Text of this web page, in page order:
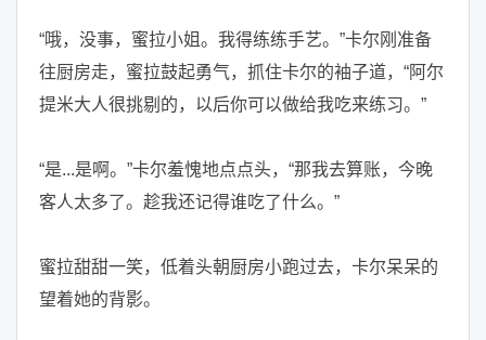
“哦，没事，蜜拉小姐。我得练练手艺。”卡尔刚准备
往厨房走，蜜拉鼓起勇气，抓住卡尔的袖子道，“阿尔
提米大人很挑剔的，以后你可以做给我吃来练习。”
“是...是啊。”卡尔羞愧地点点头，“那我去算账，今晚
客人太多了。趁我还记得谁吃了什么。”
蜜拉甜甜一笑，低着头朝厨房小跑过去，卡尔呆呆的
望着她的背影。